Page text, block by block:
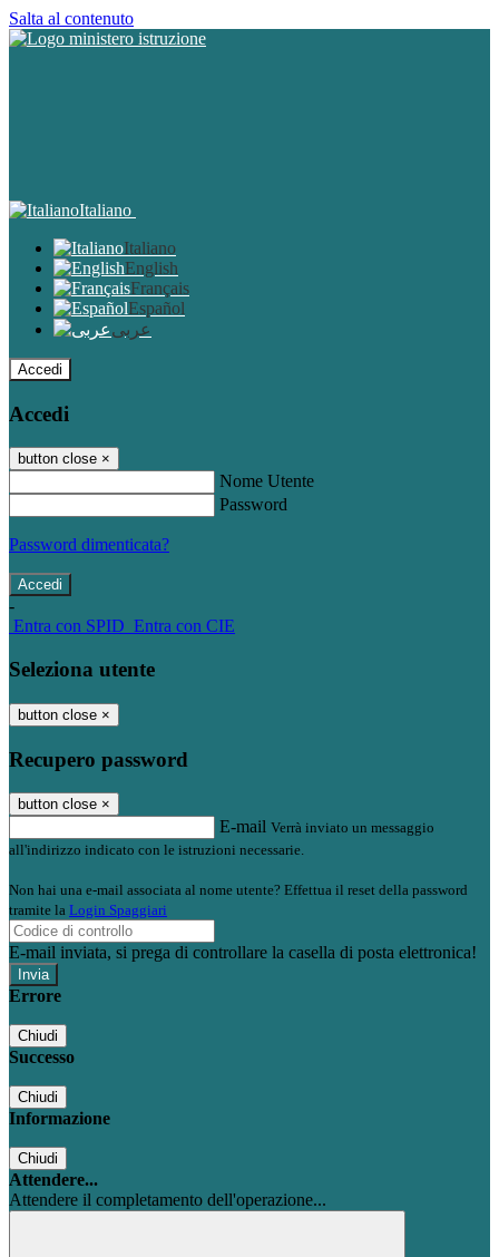
Salta al contenuto
Italiano
Italiano
English
Français
Español
عربى
Accedi
Accedi
button close ×
Nome Utente
Password
Password dimenticata?
-
Entra con SPID Entra con CIE
Seleziona utente
button close ×
Recupero password
button close ×
E-mail Verrà inviato un messaggio
all'indirizzo indicato con le istruzioni necessarie.
Non hai una e-mail associata al nome utente? Effettua il reset della password
tramite la Login Spaggiari
E-mail inviata, si prega di controllare la casella di posta elettronica!
Errore
Chiudi
Successo
Chiudi
Informazione
Chiudi
Attendere...
Attendere il completamento dell'operazione...